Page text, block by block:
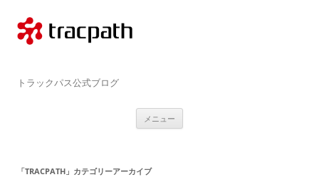
テ
ン
ツ
ッ
トラックパス公式ブログ
メニュー
「TRACPATH 」カテゴリーアーカイブ